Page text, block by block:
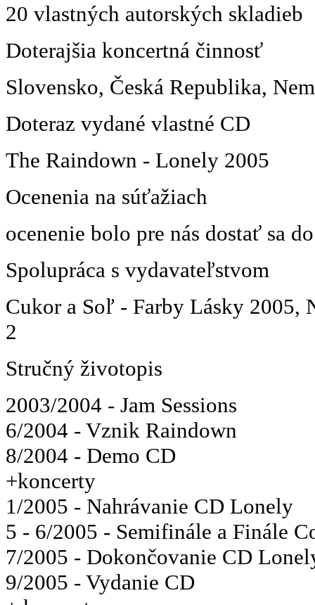
20 vlastných autorských skladieb
Doterajšia koncertná činnosť
Slovensko, Česká Republika,
Doteraz vydané vlastné CD
The Raindown - Lonely 2005
Ocenenia na súťažiach
ocenenie bolo pre nás dostať sa
Spolupráca s vydavateľstvom
Cukor a Soľ - Farby Lásky 2005,
2
Stručný životopis
2003/2004 - Jam Sessions
6/2004 - Vznik Raindown
8/2004 - Demo CD
+koncerty
1/2005 - Nahrávanie CD Lonely
5 - 6/2005 - Semifinále a Finále
7/2005 - Dokončovanie CD
9/2005 - Vydanie CD